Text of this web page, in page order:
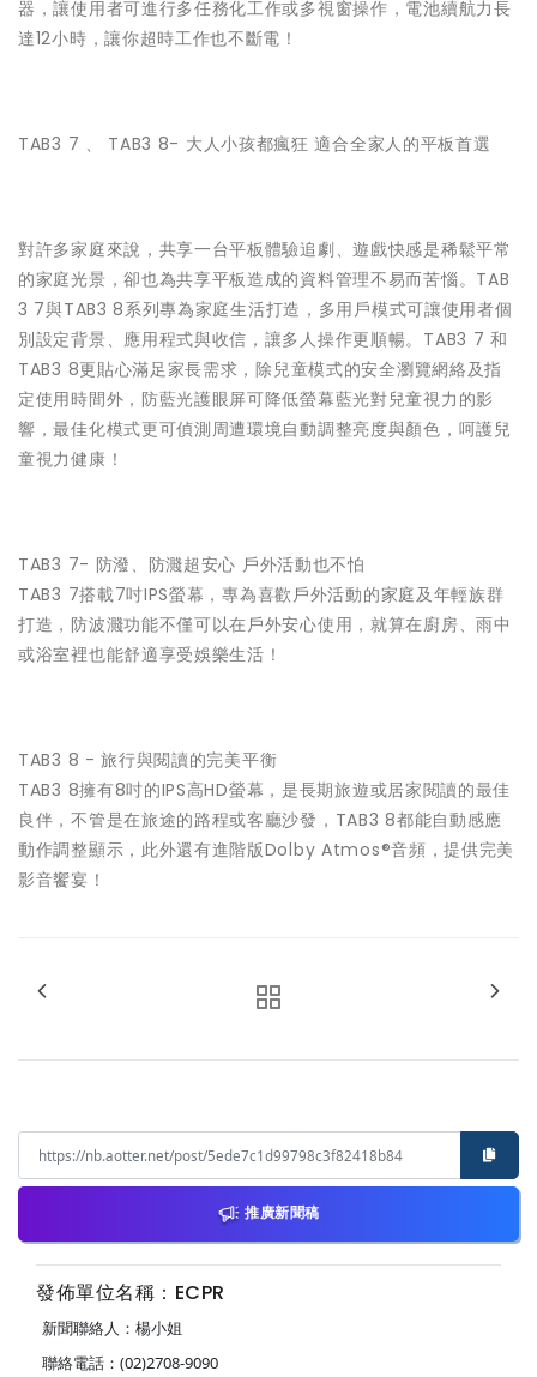
器，讓使用者可進行多任務化工作或多視窗操作，電池續航力長
達12小時，讓你超時工作也不斷電！
TAB3 7 、 TAB3 8- 大人小孩都瘋狂 適合全家人的平板首選
對許多家庭來說，共享一台平板體驗追劇、遊戲快感是稀鬆平常
的家庭光景，卻也為共享平板造成的資料管理不易而苦惱。TAB
3 7與TAB3 8系列專為家庭生活打造，多用戶模式可讓使用者個
別設定背景、應用程式與收信，讓多人操作更順暢。TAB3 7 和
TAB3 8更貼心滿足家長需求，除兒童模式的安全瀏覽網絡及指
定使用時間外，防藍光護眼屏可降低螢幕藍光對兒童視力的影
響，最佳化模式更可偵測周遭環境自動調整亮度與顏色，呵護兒
童視力健康！
TAB3 7- 防潑、防濺超安心 戶外活動也不怕
TAB3 7搭載7吋IPS螢幕，專為喜歡戶外活動的家庭及年輕族群
打造，防波濺功能不僅可以在戶外安心使用，就算在廚房、雨中
或浴室裡也能舒適享受娛樂生活！
TAB3 8 - 旅行與閱讀的完美平衡
TAB3 8擁有8吋的IPS高HD螢幕，是長期旅遊或居家閱讀的最佳
良伴，不管是在旅途的路程或客廳沙發，TAB3 8都能自動感應
動作調整顯示，此外還有進階版Dolby Atmos®音頻，提供完美
影音饗宴！
推廣新聞稿
發佈單位名稱：ECPR
新聞聯絡人：楊小姐
聯絡電話：(02)2708-9090